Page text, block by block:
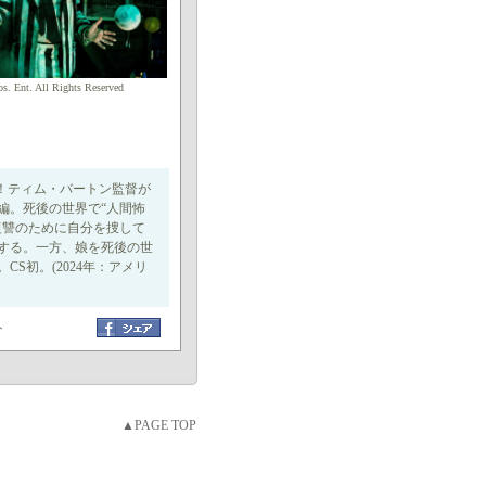
Ent. All Rights Reserved
ティム・バートン監督が
。死後の世界で“人間怖
のために自分を捜して
る。一方、娘を死後の世
初。(2024年：アメリ
▲PAGE TOP